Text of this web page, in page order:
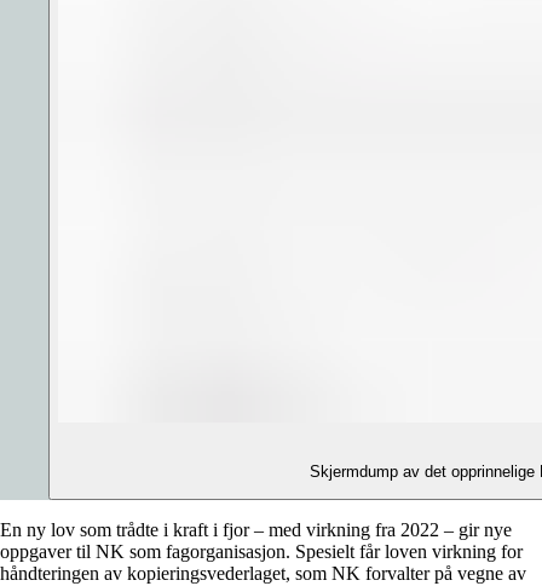
Skjermdump av det
En ny lov som trådte i kraft i fjor – med virkning fra 2022 – gir nye
oppgaver til NK som fagorganisasjon. Spesielt får loven virkning for
håndteringen av kopieringsvederlaget, som NK forvalter på vegne av